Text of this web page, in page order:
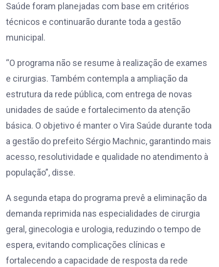
Saúde foram planejadas com base em critérios
técnicos e continuarão durante toda a gestão
municipal.
“O programa não se resume à realização de exames
e cirurgias. Também contempla a ampliação da
estrutura da rede pública, com entrega de novas
unidades de saúde e fortalecimento da atenção
básica. O objetivo é manter o Vira Saúde durante toda
a gestão do prefeito Sérgio Machnic, garantindo mais
acesso, resolutividade e qualidade no atendimento à
população”, disse.
A segunda etapa do programa prevê a eliminação da
demanda reprimida nas especialidades de cirurgia
geral, ginecologia e urologia, reduzindo o tempo de
espera, evitando complicações clínicas e
fortalecendo a capacidade de resposta da rede